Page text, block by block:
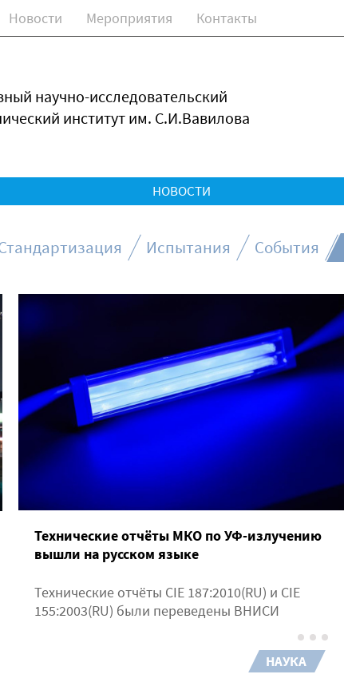
Новости Мероприятия Контакты
научно-исследовательский
институт им. С.И.Вавилова
НОВОСТИ
Испытания События
Технические отчёты МКО по УФ-излучению
вышли на русском языке
Технические отчёты CIE 187:2010(RU) и CIE
155:2003(RU) были переведены ВНИСИ
НАУКА